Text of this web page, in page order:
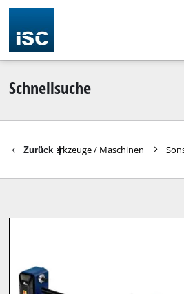
Schnellsuche
Zurück |
Weitere Werkzeuge / Maschinen